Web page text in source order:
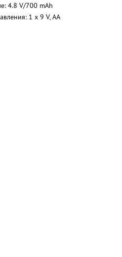
4.8 V/700 mAh
1 х 9 V, AA